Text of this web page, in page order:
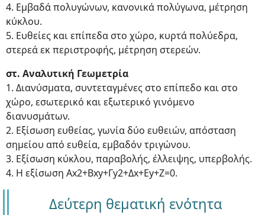
4. Εμβαδά πολυγώνων, κανονικά πολύγωνα, μέτρηση
κύκλου.
5. Ευθείες και επίπεδα στο χώρο, κυρτά πολύεδρα,
στερεά εκ περιστροφής, μέτρηση στερεών.
στ. Αναλυτική Γεωμετρία
1. Διανύσματα, συντεταγμένες στο επίπεδο και στο
χώρο, εσωτερικό και εξωτερικό γινόμενο
διανυσμάτων.
2. Εξίσωση ευθείας, γωνία δύο ευθειών, απόσταση
σημείου από ευθεία, εμβαδόν τριγώνου.
3. Εξίσωση κύκλου, παραβολής, έλλειψης, υπερβολής.
4. Η εξίσωση Αx2+Βxy+Γy2+Δx+Ey+Z=0.
Δεύτερη θεματική ενότητα